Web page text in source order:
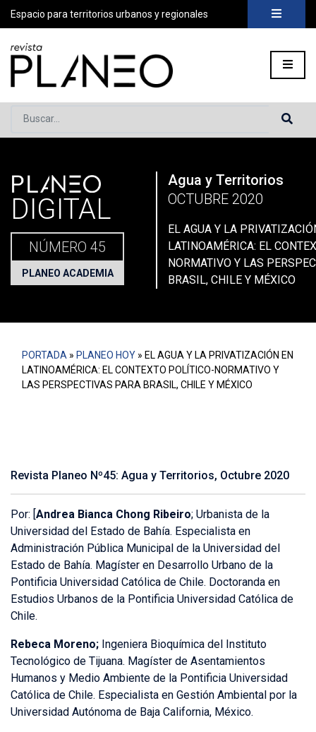
Espacio para territorios urbanos y regionales
Buscar...
Portada» Planeo Hoy EL AGUA Y LA PRIVATIZACIÓN EN
PLANEO
DIGITAL
NÚMERO 45
PLANEO ACADEMIA
Agua y Territorios
OCTUBRE 2020
EL AGUA Y LA
LATINOAMÉRICA: EL
NORMATIVO Y LAS
BRASIL, CHILE Y MÉXICO
PORTADA » PLANEO HOY » EL AGUA Y LA PRIVATIZACIÓN EN
LATINOAMÉRICA: EL CONTEXTO POLÍTICO-NORMATIVO Y
LAS PERSPECTIVAS PARA BRASIL, CHILE Y MÉXICO
Revista Planeo Nº45: Agua y Territorios, Octubre 2020
Por: [Andrea Bianca Chong Ribeiro; Urbanista de la
Universidad del Estado de Bahía. Especialista en
Administración Pública Municipal de la Universidad del
Estado de Bahía. Magíster en Desarrollo Urbano de la
Pontificia Universidad Católica de Chile. Doctoranda en
Estudios Urbanos de la Pontificia Universidad Católica de
Chile.
Rebeca Moreno; Ingeniera Bioquímica del Instituto
Tecnológico de Tijuana. Magíster de Asentamientos
Humanos y Medio Ambiente de la Pontificia Universidad
Católica de Chile. Especialista en Gestión Ambiental por la
Universidad Autónoma de Baja California, México.